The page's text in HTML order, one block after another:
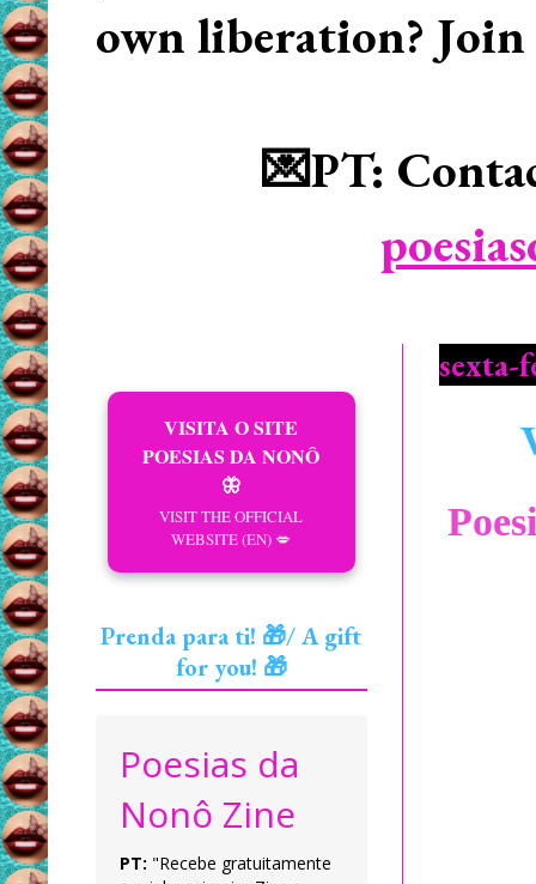
own liberation? Join
💌PT:
sexta-
VISITA O SITE
POESIAS DA NONÔ
🦋
VISIT THE OFFICIAL
WEBSITE (EN) 💋
Prenda para ti! 🎁/ A gift
for you! 🎁
Poesias da
Nonô Zine
PT: "Recebe gratuitamente